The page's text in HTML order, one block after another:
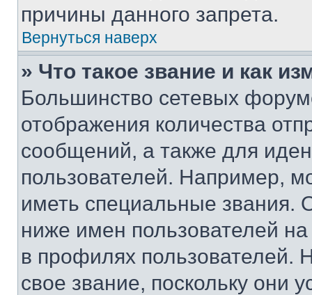
причины данного запрета.
Вернуться наверх
» Что такое звание и как
Большинство сетевых
отображения количества
сообщений, а также для
пользователей. Например,
иметь специальные звания.
ниже имен пользователей
в профилях
свое звание, поскольку они